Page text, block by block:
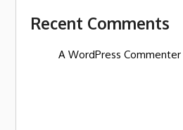
Recent Comments
A WordPress Commenter